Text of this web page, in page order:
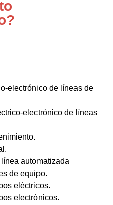
electrónico de líneas de
electrónico de líneas
automatizada
de equipo.
eléctricos.
electrónicos.